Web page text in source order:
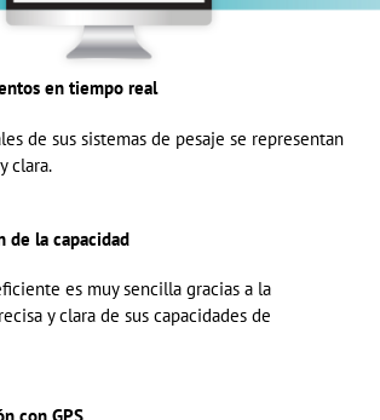
en tiempo real
de sus sistemas de pesaje se representan
clara.
de la capacidad
es muy sencilla gracias a la
y clara de sus capacidades de